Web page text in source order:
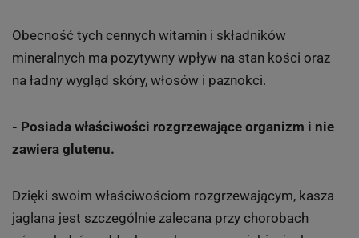
Obecność tych cennych witamin i składników
mineralnych ma pozytywny wpływ na stan kości oraz
na ładny wygląd skóry, włosów i paznokci.
- Posiada właściwości rozgrzewające organizm i nie
zawiera glutenu.
Dzięki swoim właściwościom rozgrzewającym, kasza
jaglana jest szczególnie zalecana przy chorobach